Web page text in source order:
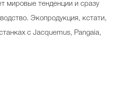
мировые тенденции и сразу
Экопродукция, кстати,
с Jacquemus, Pangaia,